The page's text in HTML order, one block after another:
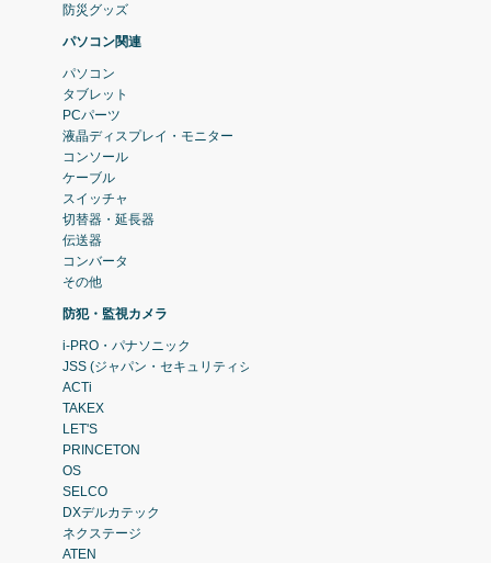
防災グッズ
パソコン関連
パソコン
タブレット
PCパーツ
液晶ディスプレイ・モニター
コンソール
ケーブル
スイッチャ
切替器・延長器
伝送器
コンバータ
その他
防犯・監視カメラ
i-PRO・パナソニック
JSS (ジャパン・セキュリティシステム)
ACTi
TAKEX
LET'S
PRINCETON
OS
SELCO
DXデルカテック
ネクステージ
ATEN